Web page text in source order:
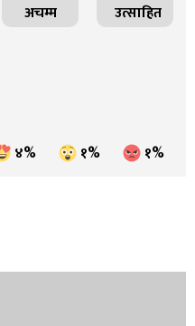
अचम्म उत्साहित
४% १% १%